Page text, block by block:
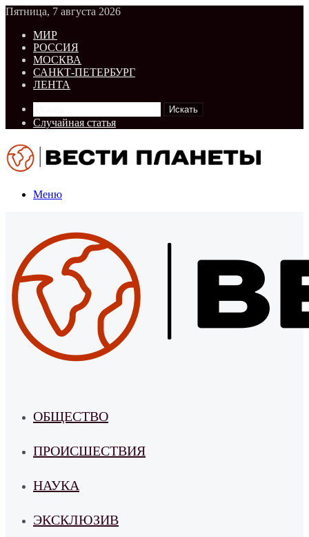
Пятница, 7 августа 2026
МИР
РОССИЯ
МОСКВА
САНКТ-ПЕТЕРБУРГ
ЛЕНТА
Искать
Случайная статья
Меню
ОБЩЕСТВО
ПРОИСШЕСТВИЯ
НАУКА
ЭКСКЛЮЗИВ